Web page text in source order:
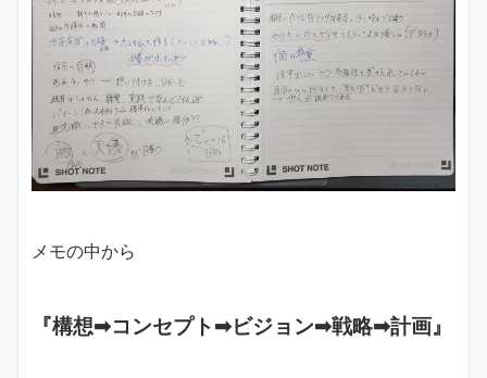
メモの中から
『構想➡コンセプト➡ビジョン➡戦略➡計画』